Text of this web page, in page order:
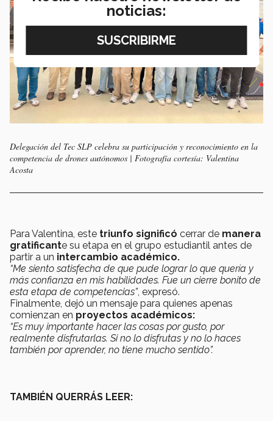
Delegación del Tec SLP celebra su participación y reconocimiento en la
competencia de drones autónomos | Fotografía cortesía: Valentina
Acosta
Para Valentina, este triunfo significó cerrar de manera
gratificante su etapa en el grupo estudiantil antes de
partir a un intercambio académico.
“Me siento satisfecha de que pude lograr lo que quería y
más confianza en mis habilidades. Fue un cierre bonito de
esta etapa de competencias”, expresó.
Finalmente, dejó un mensaje para quienes apenas
comienzan en proyectos académicos:
“Es muy importante hacer las cosas por gusto, por
realmente disfrutarlas. Si no lo disfrutas y no lo haces
también por aprender, no tiene mucho sentido”.
TAMBIÉN QUERRÁS LEER:
noticias: